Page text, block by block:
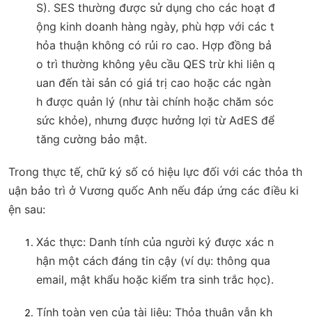
S). SES thường được sử dụng cho các hoạt đ
ộng kinh doanh hàng ngày, phù hợp với các t
hỏa thuận không có rủi ro cao. Hợp đồng bả
o trì thường không yêu cầu QES trừ khi liên q
uan đến tài sản có giá trị cao hoặc các ngàn
h được quản lý (như tài chính hoặc chăm sóc
sức khỏe), nhưng được hưởng lợi từ AdES để
tăng cường bảo mật.
Trong thực tế, chữ ký số có hiệu lực đối với các thỏa th
uận bảo trì ở Vương quốc Anh nếu đáp ứng các điều ki
ện sau:
Xác thực: Danh tính của người ký được xác n
hận một cách đáng tin cậy (ví dụ: thông qua
email, mật khẩu hoặc kiểm tra sinh trắc học).
Tính toàn vẹn của tài liệu: Thỏa thuận vẫn kh